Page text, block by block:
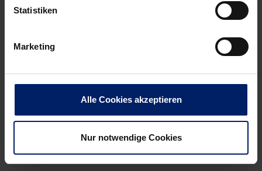
Statistiken
Marketing
Alle Cookies akzeptieren
Nur notwendige Cookies
Wenn du per E-Mail über Aktuelles aus der Löwenwelt
Newsletter
Post
previous
News:
Auftakt
zuversichtlich
newst
News:
ist